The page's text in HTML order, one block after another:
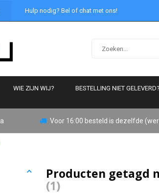
Hulp nodig? Bel of chat met ons!
WIE ZIJN WIJ? BESTELLING NIET GELEVERD?
Voor 16:00 besteld is dezelfde
Producten getagd
(1)